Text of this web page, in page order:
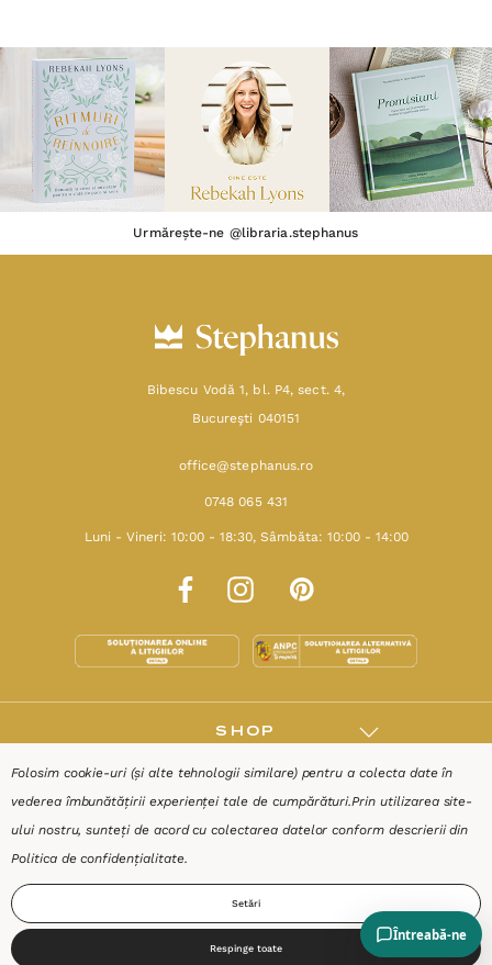
Urmărește-ne @libraria.stephanus
Bibescu Vodă 1, bl. P4, sect. 4,
Bucureşti 040151
office@stephanus.ro
0748 065 431
Luni - Vineri: 10:00 - 18:30, Sâmbăta: 10:00 - 14:00
SHOP
Folosim cookie-uri (și alte tehnologii similare) pentru a colecta date în
vederea îmbunătățirii experienței tale de cumpărături.Prin utilizarea site-
ului nostru, sunteți de acord cu colectarea datelor conform descrierii din
Politica de confidențialitate.
Setări
Respinge toate